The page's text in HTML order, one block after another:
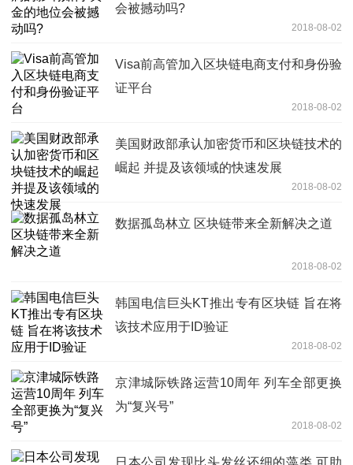
会被撼动吗?
2018-08-02
Visa前高管加入区块链电商支付和身份验
证平台
2018-08-02
美国财政部承认加密货币和区块链技术的
崛起 并提及该领域的快速发展
2018-08-02
数据孤岛林立 区块链带来全新解决之道
2018-08-02
韩国电信巨头KT推出专有区块链 旨在将
该技术应用于ID验证
2018-08-02
京津城际铁路运营10周年 列车全部更换
为“复兴号”
2018-08-02
日本公司发现比头发丝还细的藻类 可助